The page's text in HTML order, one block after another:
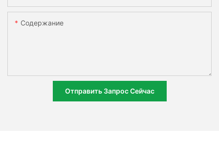
Содержание
Отправить Запрос Сейчас